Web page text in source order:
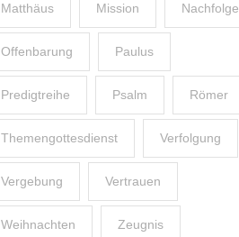
Matthäus Mission Nachfolge
Offenbarung Paulus
Predigtreihe Psalm Römer
Themengottesdienst Verfolgung
Vergebung Vertrauen
Weihnachten Zeugnis